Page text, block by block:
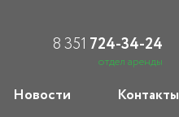
Новости Контакты
8 351 724-34-24
отдел аренды